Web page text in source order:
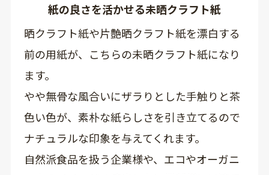
紙の良さを活かせる未晒クラフト紙
晒クラフト紙や片艶晒クラフト紙を漂白する
前の用紙が、こちらの未晒クラフト紙になり
ます。
やや無骨な風合いにザラりとした手触りと茶
色い色が、素朴な紙らしさを引き立てるので
ナチュラルな印象を与えてくれます。
自然派食品を扱う企業様や、エコやオーガニ